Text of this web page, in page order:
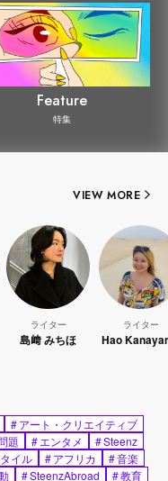
Feature
特集
VIEW MORE
ちほ Hao Kanayama
#アート・クリエイティブ
題 #エンタメ #Steenz
イル #アフリカ #音楽
#SteenzAbroad #教育